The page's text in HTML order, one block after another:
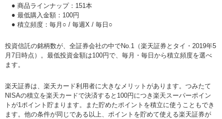
商品ラインナップ：151本
最低購入金額：100円
積立頻度：毎月○ / 毎週X / 毎日○
投資信託の銘柄数が、全証券会社の中でNo.1（楽天証券とタイ・2019年5
月7日時点）。最低投資金額は100円で、毎月・毎日から積立頻度を選べ
ます。
楽天証券は、楽天カード利用者に大きなメリットがあります。つみたて
NISAの積立を楽天カードで決済すると100円につき楽天スーパーポイン
トが1ポイント貯まります。また貯めたポイントを積立に使うこともでき
ます。他の条件が同じである以上、ポイントを貯めて使える楽天証券が